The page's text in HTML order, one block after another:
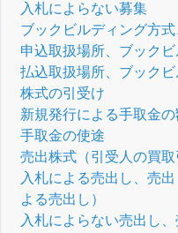
入札によらない募集
ブックビルディング方
申込取扱場所、ブック
払込取扱場所、ブック
株式の引受け
新規発行による手取金の
手取金の使途
売出株式（引受人の買取
入札による売出し、売
よる売出し）
入札によらない売出し